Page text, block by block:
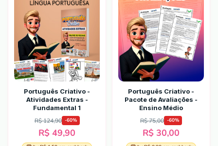
Português Criativo -
Atividades Extras -
Fundamental 1
R$ 124,90 -60%
R$ 49,90
Português Criativo -
Pacote de Avaliações -
Ensino Médio
R$ 75,00 -60%
R$ 30,00